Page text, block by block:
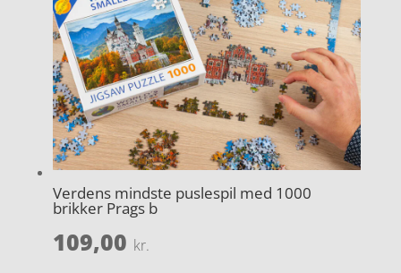
Verdens mindste puslespil med 1000
brikker Prags b
109,00 kr.